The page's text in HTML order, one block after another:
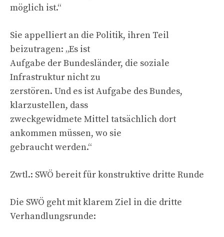
möglich ist.“
Sie appelliert an die Politik, ihren Teil
beizutragen: „Es ist
Aufgabe der Bundesländer, die soziale
Infrastruktur nicht zu
zerstören. Und es ist Aufgabe des Bundes,
klarzustellen, dass
zweckgewidmete Mittel tatsächlich dort
ankommen müssen, wo sie
gebraucht werden.“
Zwtl.: SWÖ bereit für konstruktive dritte Runde
Die SWÖ geht mit klarem Ziel in die dritte
Verhandlungsrunde: